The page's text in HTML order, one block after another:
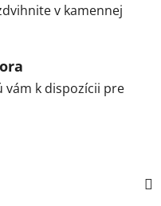
v kamennej
vám k dispozícii pre